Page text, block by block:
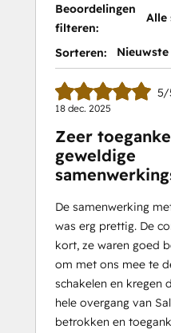
Beoordelingen
filteren:
Alle
Sorteren: Nieuwste
5/
18 dec. 2025
Zeer
geweldige
De samenwerking
was erg prettig. De
kort, ze waren goed
om met ons mee te
schakelen en kregen
hele overgang van
betrokken en